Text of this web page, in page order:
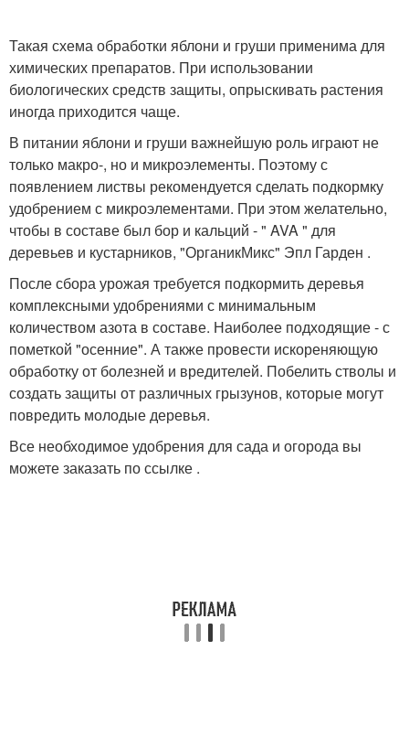
Такая схема обработки яблони и груши применима для
химических препаратов. При использовании
биологических средств защиты, опрыскивать растения
иногда приходится чаще.
В питании яблони и груши важнейшую роль играют не
только макро-, но и микроэлементы. Поэтому с
появлением листвы рекомендуется сделать подкормку
удобрением с микроэлементами. При этом желательно,
чтобы в составе был бор и кальций - " AVA " для
деревьев и кустарников, "ОрганикМикс" Эпл Гарден .
После сбора урожая требуется подкормить деревья
комплексными удобрениями с минимальным
количеством азота в составе. Наиболее подходящие - с
пометкой "осенние". А также провести искореняющую
обработку от болезней и вредителей. Побелить стволы и
создать защиты от различных грызунов, которые могут
повредить молодые деревья.
Все необходимое удобрения для сада и огорода вы
можете заказать по ссылке .